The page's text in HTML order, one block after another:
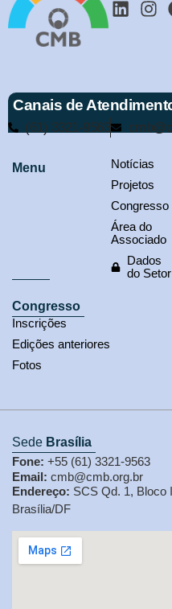
Canais de
(61) 3321-9563
Menu
Notícias
Projetos
Congresso
Área do
Associado
Dados
do Setor
Congresso
Inscrições
Edições anteriores
Fotos
Sede Brasília
Fone: +55 (61) 3321-9563
Email: cmb@cmb.org.br
Endereço: SCS Qd. 1, Bloco
Brasília/DF